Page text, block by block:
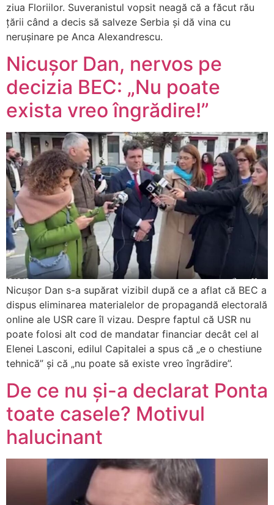
ziua Floriilor. Suveranistul vopsit neagă că a făcut rău
țării când a decis să salveze Serbia și dă vina cu
nerușinare pe Anca Alexandrescu.
Nicușor Dan, nervos pe
decizia BEC: „Nu poate
exista vreo îngrădire!”
Nicușor Dan s-a supărat vizibil după ce a aflat că BEC a
dispus eliminarea materialelor de propagandă electorală
online ale USR care îl vizau. Despre faptul că USR nu
poate folosi alt cod de mandatar financiar decât cel al
Elenei Lasconi, edilul Capitalei a spus că „e o chestiune
tehnică” și că „nu poate să existe vreo îngrădire”.
De ce nu și-a declarat Ponta
toate casele? Motivul
halucinant